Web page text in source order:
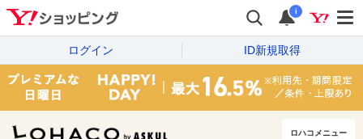
i
ログイン ID新規取得
ロハコメニュー